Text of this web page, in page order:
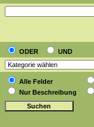
ODER UND
Alle Felder
Nur Beschreibung